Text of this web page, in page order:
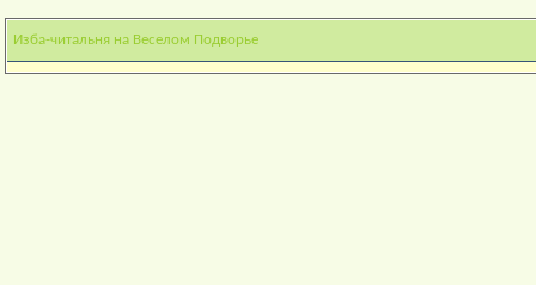
Изба-читальня на Веселом Подворье